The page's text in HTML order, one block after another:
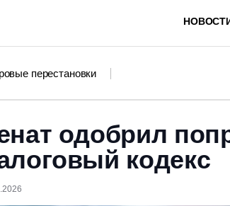
перестановки
одобрил
кодекс